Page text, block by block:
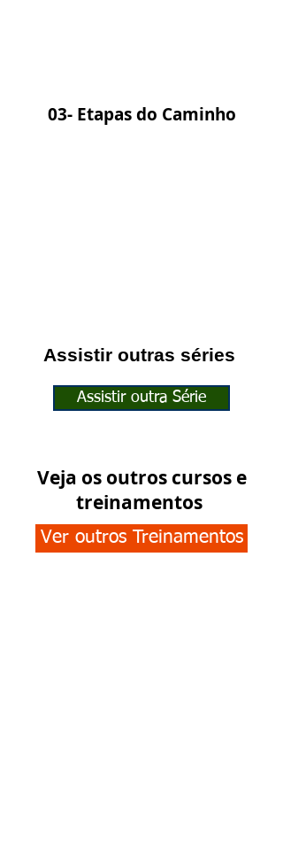
03- Etapas do Caminho
Assistir outras séries
Assistir outra Série
Veja os outros cursos e
treinamentos
Ver outros Treinamentos